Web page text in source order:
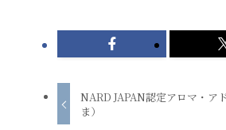
NARD JAPAN認定アロマ・
ま）